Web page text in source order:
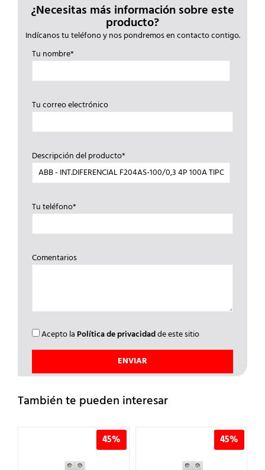
¿Necesitas más información sobre este
producto?
Indícanos tu teléfono y nos pondremos en contacto contigo.
Tu nombre*
Tu correo electrónico
Descripción del producto*
Tu teléfono*
Comentarios
Acepto la Política de privacidadde este sitio
También te pueden interesar